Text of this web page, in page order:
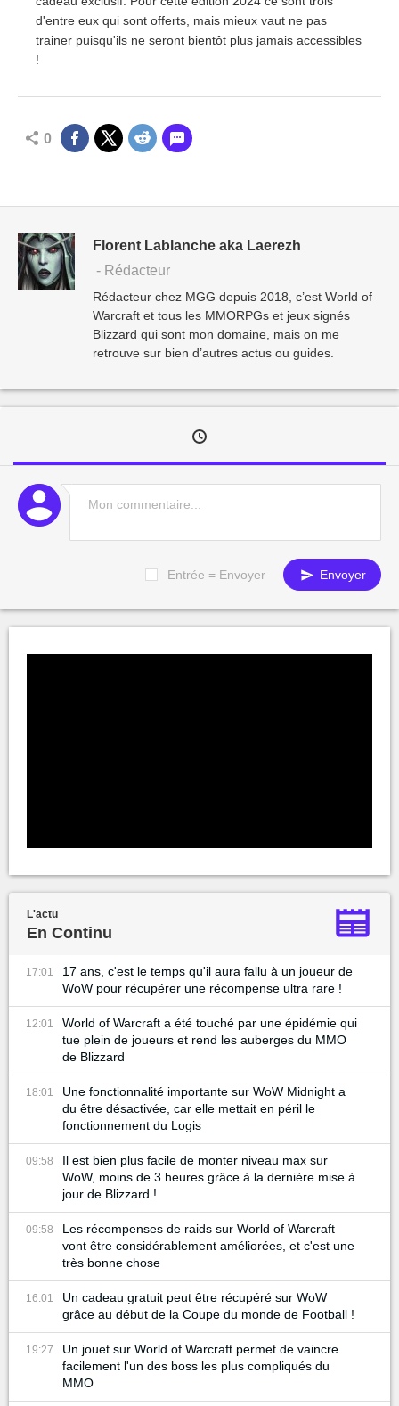
d'entre eux qui sont offerts, mais mieux vaut ne pas
trainer puisqu'ils ne seront bientôt plus jamais accessibles
!
0
Florent Lablanche aka Laerezh
- Rédacteur
Rédacteur chez MGG depuis 2018, c’est World of
Warcraft et tous les MMORPGs et jeux signés
Blizzard qui sont mon domaine, mais on me
retrouve sur bien d’autres actus ou guides.
Entrée = Envoyer Envoyer
L'actu
En Continu
17:01
17 ans, c'est le temps qu'il aura fallu à un joueur de
WoW pour récupérer une récompense ultra rare !
12:01
World of Warcraft a été touché par une épidémie qui
tue plein de joueurs et rend les auberges du MMO
de Blizzard
18:01
Une fonctionnalité importante sur WoW Midnight a
du être désactivée, car elle mettait en péril le
fonctionnement du Logis
09:58
Il est bien plus facile de monter niveau max sur
WoW, moins de 3 heures grâce à la dernière mise à
jour de Blizzard !
09:58
Les récompenses de raids sur World of Warcraft
vont être considérablement améliorées, et c'est une
très bonne chose
16:01
Un cadeau gratuit peut être récupéré sur WoW
grâce au début de la Coupe du monde de Football !
19:27
Un jouet sur World of Warcraft permet de vaincre
facilement l'un des boss les plus compliqués du
MMO